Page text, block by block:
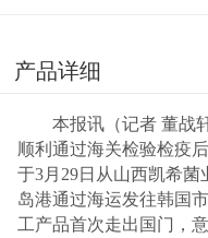
产品详细
本报讯（记者 董战轩
顺利通过海关检验检疫
于3月29日从山西凯希
岛港通过海运发往韩国
工产品首次走出国门，